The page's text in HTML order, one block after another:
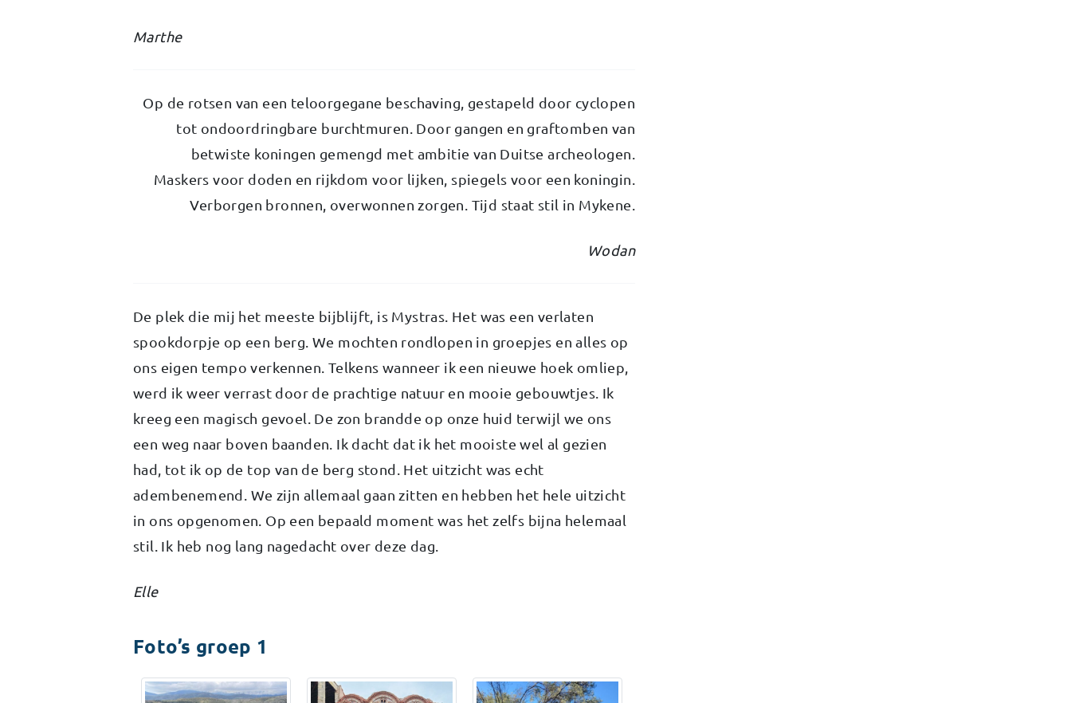
Marthe
Op de rotsen van een teloorgegane beschaving, gestapeld door cyclopen
tot ondoordringbare burchtmuren. Door gangen en graftomben van
betwiste koningen gemengd met ambitie van Duitse archeologen.
Maskers voor doden en rijkdom voor lijken, spiegels voor een koningin.
Verborgen bronnen, overwonnen zorgen. Tijd staat stil in Mykene.
Wodan
De plek die mij het meeste bijblijft, is Mystras. Het was een verlaten
spookdorpje op een berg. We mochten rondlopen in groepjes en alles op
ons eigen tempo verkennen. Telkens wanneer ik een nieuwe hoek omliep,
werd ik weer verrast door de prachtige natuur en mooie gebouwtjes. Ik
kreeg een magisch gevoel. De zon brandde op onze huid terwijl we ons
een weg naar boven baanden. Ik dacht dat ik het mooiste wel al gezien
had, tot ik op de top van de berg stond. Het uitzicht was echt
adembenemend. We zijn allemaal gaan zitten en hebben het hele uitzicht
in ons opgenomen. Op een bepaald moment was het zelfs bijna helemaal
stil. Ik heb nog lang nagedacht over deze dag.
Elle
Foto’s groep 1